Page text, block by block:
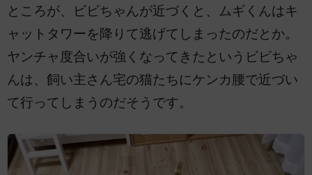
ところが、ビビちゃんが近づくと、ムギくんはキ
ャットタワーを降りて逃げてしまったのだとか。
ヤンチャ度合いが強くなってきたというビビちゃ
んは、飼い主さん宅の猫たちにケンカ腰で近づい
て行ってしまうのだそうです。